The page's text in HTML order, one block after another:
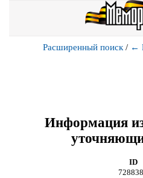
Расширенный поиск / ←
Информация
ID